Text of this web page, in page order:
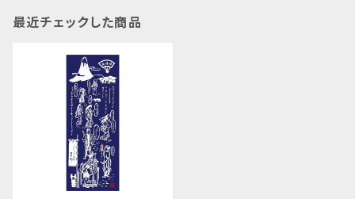
最近チェックした商品